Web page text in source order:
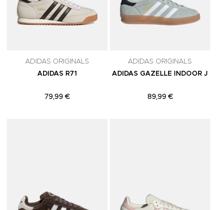
ADIDAS ORIGINALS
ADIDAS R71
79,99 €
ADIDAS ORIGINALS
ADIDAS GAZELLE INDOOR J
89,99 €